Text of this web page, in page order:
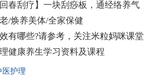
春刮疗】一块刮痧板，通经络养气
/焕养美体/全家保健
有哪些?请参考，关注米粒妈咪课堂
健康养生学习资料及课程
医护理